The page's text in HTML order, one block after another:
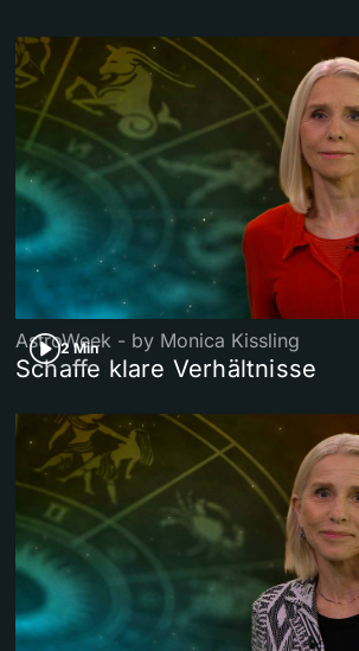
2 Min
AstroWeek - by Monica Kissling
Schaffe klare Verhältnisse